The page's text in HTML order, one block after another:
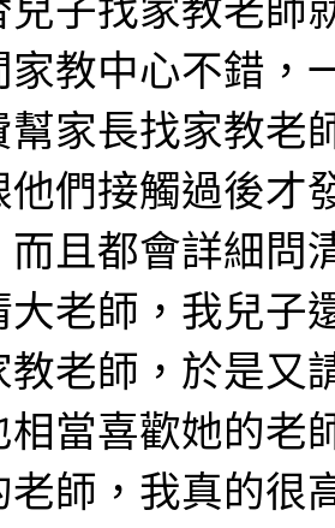
兒子找家教老
家教中心不錯，
幫家長找家教老
他們接觸過後才
而且都會詳細問
大老師，我兒子
教老師，於是又
相當喜歡她的老
老師，我真的很